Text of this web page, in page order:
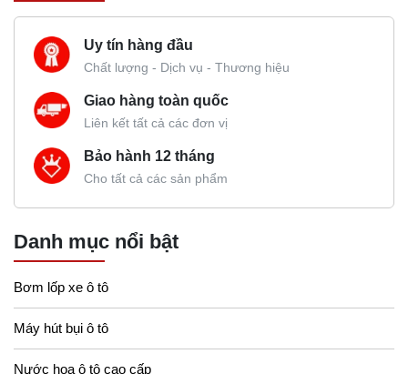
Uy tín hàng đầu
Chất lượng - Dịch vụ - Thương hiệu
Giao hàng toàn quốc
Liên kết tất cả các đơn vị
Bảo hành 12 tháng
Cho tất cả các sản phẩm
Danh mục nổi bật
Bơm lốp xe ô tô
Máy hút bụi ô tô
Nước hoa ô tô cao cấp